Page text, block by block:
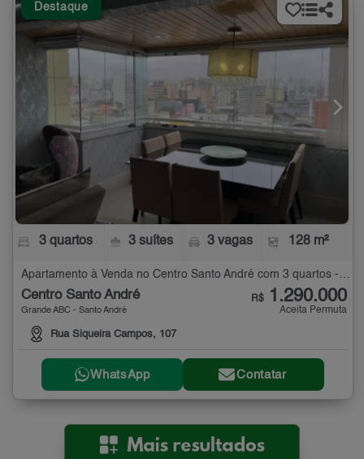
Destaque
3 quartos 3 suítes 3 vagas 128 m²
Apartamento à Venda no Centro Santo André com 3 quartos - 128 m²
Centro Santo André
Grande ABC - Santo André
Rua Siqueira Campos, 107
R$ 1.290.000
Aceita Permuta
WhatsApp Contatar